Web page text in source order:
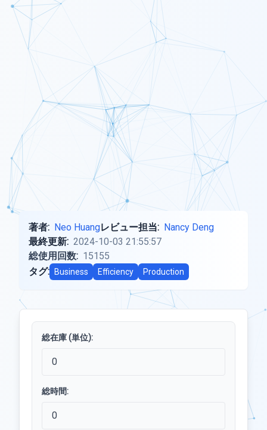
著者: Neo Huangレビュー担当: Nancy Deng
最終更新: 2024-10-03 21:55:57
総使用回数: 15155
タグ:
Business Efficiency Production
総在庫 (単位):
総時間: